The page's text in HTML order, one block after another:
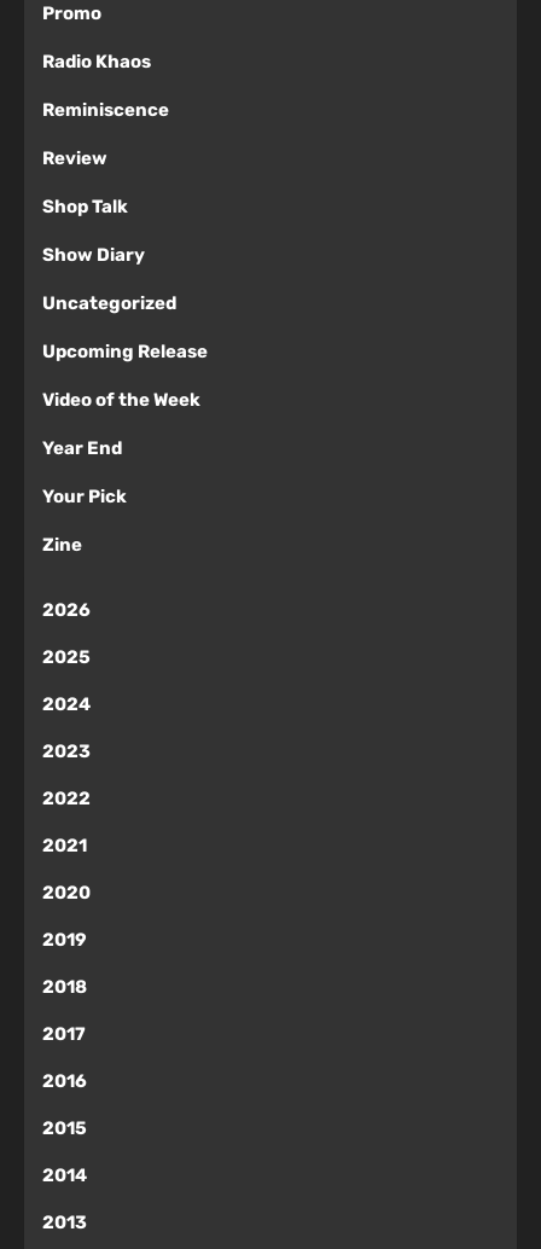
Promo
Radio Khaos
Reminiscence
Review
Shop Talk
Show Diary
Uncategorized
Upcoming Release
Video of the Week
Year End
Your Pick
Zine
2026
2025
2024
2023
2022
2021
2020
2019
2018
2017
2016
2015
2014
2013